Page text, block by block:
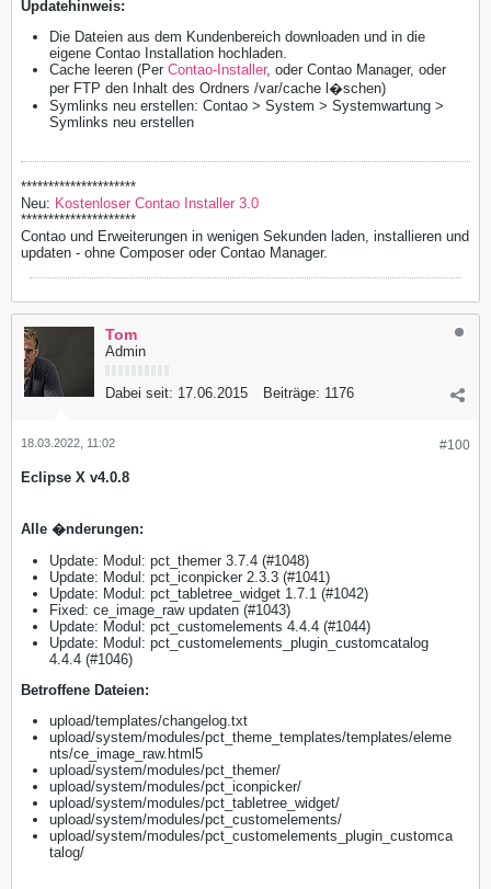
Updatehinweis:
Die Dateien aus dem Kundenbereich downloaden und in die
eigene Contao Installation hochladen.
Cache leeren (Per Contao-Installer, oder Contao Manager, oder
per FTP den Inhalt des Ordners /var/cache l�schen)
Symlinks neu erstellen: Contao > System > Systemwartung >
Symlinks neu erstellen
*********************
Neu: Kostenloser Contao Installer 3.0
*********************
Contao und Erweiterungen in wenigen Sekunden laden, installieren und
updaten - ohne Composer oder Contao Manager.
Tom
Admin
Dabei seit: 17.06.2015 Beiträge: 1176
#100
18.03.2022, 11:02
Eclipse X v4.0.8
Alle �nderungen:
Update: Modul: pct_themer 3.7.4 (#1048)
Update: Modul: pct_iconpicker 2.3.3 (#1041)
Update: Modul: pct_tabletree_widget 1.7.1 (#1042)
Fixed: ce_image_raw updaten (#1043)
Update: Modul: pct_customelements 4.4.4 (#1044)
Update: Modul: pct_customelements_plugin_customcatalog
4.4.4 (#1046)
​Betroffene Dateien:
upload/templates/changelog.txt
upload/system/modules/pct_theme_templates/templates/eleme
nts/ce_image_raw.html5
upload/system/modules/pct_themer/
upload/system/modules/pct_iconpicker/
upload/system/modules/pct_tabletree_widget/
upload/system/modules/pct_customelements/
upload/system/modules/pct_customelements_plugin_customca
talog/